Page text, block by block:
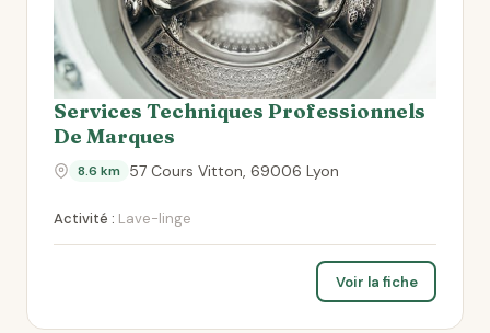
Services Techniques Professionnels
De Marques
8.6 km 57 Cours Vitton, 69006 Lyon
Activité : Lave-linge
Voir la fiche